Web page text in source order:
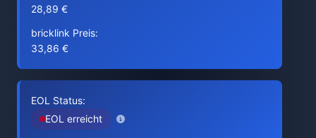
28,89 €
bricklink Preis:
33,86 €
EOL Status:
EOL erreicht